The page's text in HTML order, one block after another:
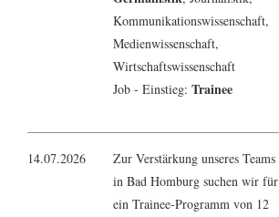
Kommunikationswissenschaft,
Medienwissenschaft,
Wirtschaftswissenschaft
Job - Einstieg: Trainee
14.07.2026
Zur Verstärkung unseres Teams
in Bad Homburg suchen wir für
ein Trainee-Programm von 12